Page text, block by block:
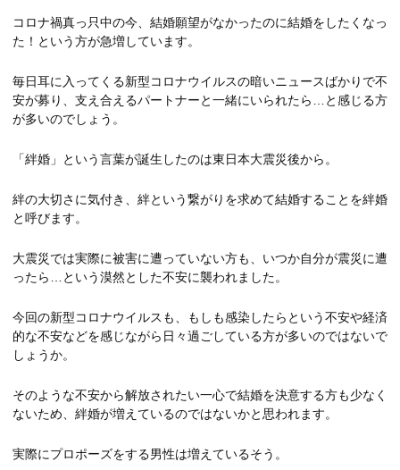
コロナ禍真っ只中の今、結婚願望がなかったのに結婚をしたくなっ
た！という方が急増しています。
毎日耳に入ってくる新型コロナウイルスの暗いニュースばかりで不
安が募り、支え合えるパートナーと一緒にいられたら…と感じる方
が多いのでしょう。
「絆婚」という言葉が誕生したのは東日本大震災後から。
絆の大切さに気付き、絆という繋がりを求めて結婚することを絆婚
と呼びます。
大震災では実際に被害に遭っていない方も、いつか自分が震災に遭
ったら…という漠然とした不安に襲われました。
今回の新型コロナウイルスも、もしも感染したらという不安や経済
的な不安などを感じながら日々過ごしている方が多いのではないで
しょうか。
そのような不安から解放されたい一心で結婚を決意する方も少なく
ないため、絆婚が増えているのではないかと思われます。
実際にプロポーズをする男性は増えているそう。